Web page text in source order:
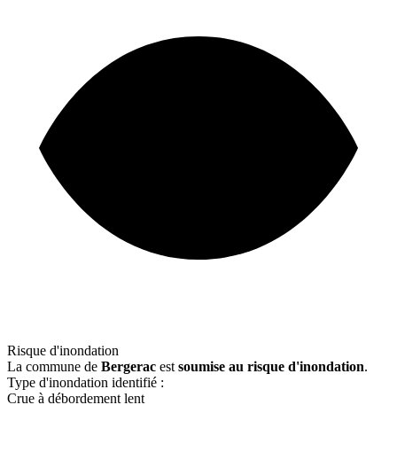
Risque d'inondation
La commune de Bergerac est soumise au risque d'inondation.
Type d'inondation identifié :
Crue à débordement lent